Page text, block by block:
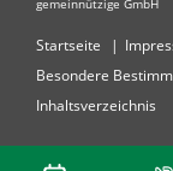
gemeinnützige GmbH
Startseite
Besondere
Inhaltsverzeichnis